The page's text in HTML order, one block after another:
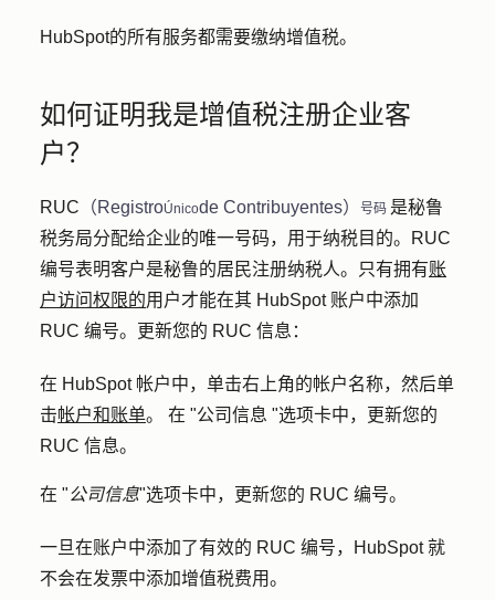
HubSpot的所有服务都需要缴纳增值税。
如何证明我是增值税注册企业客
户？
RUC （RegistroÚnicode Contribuyentes） 号码 是秘鲁
税务局分配给企业的唯一号码，用于纳税目的。RUC
编号表明客户是秘鲁的居民注册纳税人。只有拥有账
户访问权限的用户才能在其 HubSpot 账户中添加
RUC 编号。更新您的 RUC 信息：
在 HubSpot 帐户中，单击右上角的帐户名称，然后单
击帐户和账单。 在 "公司信息 "选项卡中，更新您的
RUC 信息。
在 "公司信息"选项卡中，更新您的 RUC 编号。
一旦在账户中添加了有效的 RUC 编号，HubSpot 就
不会在发票中添加增值税费用。